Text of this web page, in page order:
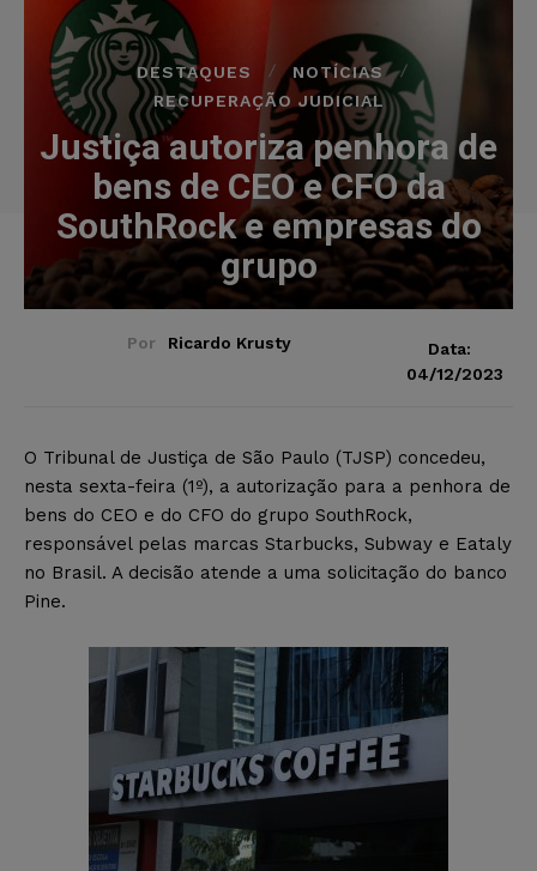
DESTAQUES
NOTÍCIAS
RECUPERAÇÃO JUDICIAL
Justiça autoriza penhora de
bens de CEO e CFO da
SouthRock e empresas do
grupo
Por Ricardo Krusty
Data:
04/12/2023
O Tribunal de Justiça de São Paulo (TJSP) concedeu,
nesta sexta-feira (1º), a autorização para a penhora de
bens do CEO e do CFO do grupo SouthRock,
responsável pelas marcas Starbucks, Subway e Eataly
no Brasil. A decisão atende a uma solicitação do banco
Pine.